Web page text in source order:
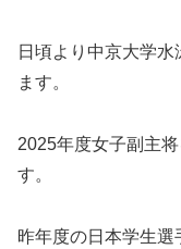
日頃より中京大学
ます。
2025年度女子副主
す。
昨年度の日本学生